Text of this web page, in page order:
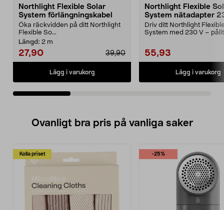
Northlight Flexible Solar
System förlängningskabel
Öka räckvidden på ditt Northlight
Flexible So...
Längd: 2 m
39,90
27,90
Lägg i varukorg
Northlight Flexible
System nätadapter
Driv ditt Northlight
System med 230 V –
55,93
Lägg i varukorg
Ovanligt bra pris på vanliga saker
Kolla priset -25%